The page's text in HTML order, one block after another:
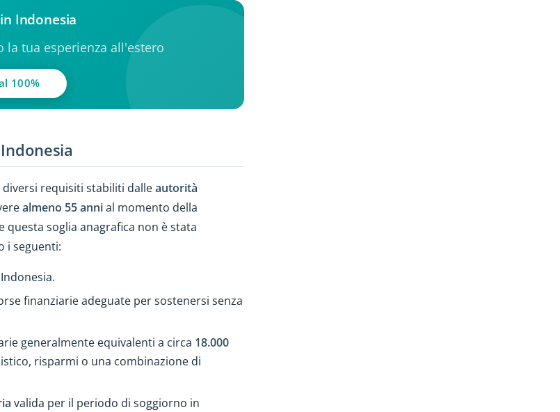
Indonesia
la tua esperienza all'estero
100%
diversi requisiti stabiliti dalleautorità
almeno 55 annial momento della
soglia anagrafica non è stata
i seguenti:
finanziarie adeguate per sostenersi senza
generalmente equivalenti a circa 18.000
risparmi o una combinazione di
valida per il periodo di soggiorno in